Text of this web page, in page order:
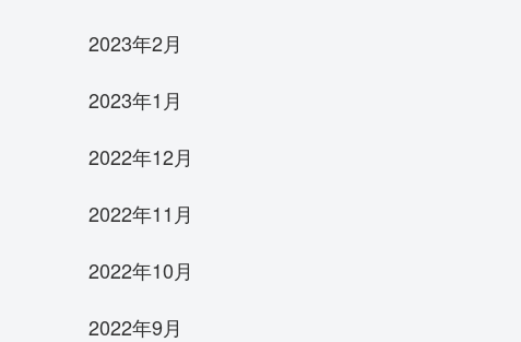
2023年2月
2023年1月
2022年12月
2022年11月
2022年10月
2022年9月